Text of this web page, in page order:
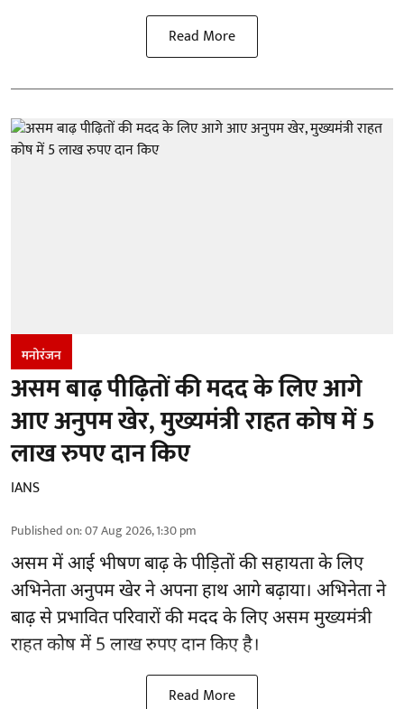
Read More
मनोरंजन
असम बाढ़ पीढ़ितों की मदद के लिए आगे
आए अनुपम खेर, मुख्यमंत्री राहत कोष में 5
लाख रुपए दान किए
IANS
Published on:07 Aug 2026, 1:30 pm
असम में आई भीषण बाढ़ केपीड़ितों की सहायताके लिए
अभिनेता अनुपम खेर ने अपना हाथ आगे बढ़ाया। अभिनेता ने
बाढ़ से प्रभावित परिवारों की मदद के लिए असम मुख्यमंत्री
राहत कोष में 5 लाख रुपए दान किए है।
Read More